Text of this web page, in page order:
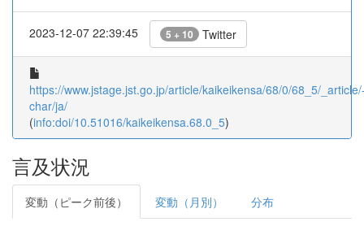
2023-12-07 22:39:45 5 + 10 Twitter
https://www.jstage.jst.go.jp/article/kaikeikensa/68/0/68_5/
char/ja/
(info:doi/10.51016/kaikeikensa.68.0_5)
言及状況
変動（ピーク前後） 変動（月別） 分布